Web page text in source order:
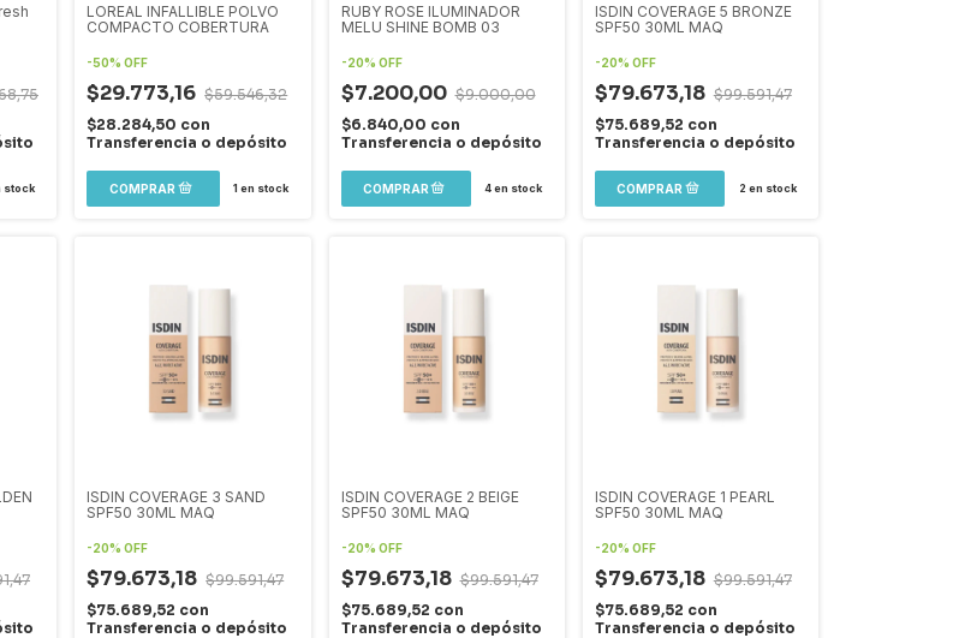
stock
LOREAL INFALLIBLE POLVO
COMPACTO COBERTURA
-50%OFF
$29.773,16 $59.546,32
$28.284,50 con
Transferencia o depósito
1 en stock
RUBY ROSE ILUMINADOR
MELU SHINE BOMB 03
-20% OFF
$7.200,00 $9.000,00
$6.840,00 con
Transferencia o depósito
4en stock
ISDIN COVERAGE 5 BRONZE
SPF50 30ML MAQ
-20% OFF
$79.673,18 $99.591,47
$75.689,52 con
Transferencia o depósito
2 en stock
ISDIN COVERAGE 3 SAND
SPF50 30ML MAQ
-20%OFF
$79.673,18 $99.591,47
$75.689,52 con
Transferencia o depósito
ISDIN COVERAGE 2 BEIGE
SPF50 30ML MAQ
-20% OFF
$79.673,18 $99.591,47
$75.689,52 con
Transferencia o depósito
ISDIN COVERAGE 1 PEARL
SPF50 30ML MAQ
-20% OFF
$79.673,18 $99.591,47
$75.689,52 con
Transferencia o depósito